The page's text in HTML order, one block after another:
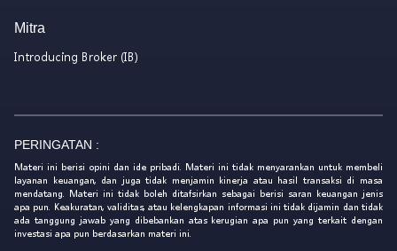
Mitra
Introducing Broker (IB)
PERINGATAN :
Materi ini berisi opini dan ide pribadi. Materi ini tidak menyarankan untuk membeli
layanan keuangan, dan juga tidak menjamin kinerja atau hasil transaksi di masa
mendatang. Materi ini tidak boleh ditafsirkan sebagai berisi saran keuangan jenis
apa pun. Keakuratan, validitas, atau kelengkapan informasi ini tidak dijamin dan tidak
ada tanggung jawab yang dibebankan atas kerugian apa pun yang terkait dengan
investasi apa pun berdasarkan materi ini.